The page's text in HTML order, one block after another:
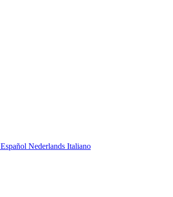
Español Nederlands Italiano